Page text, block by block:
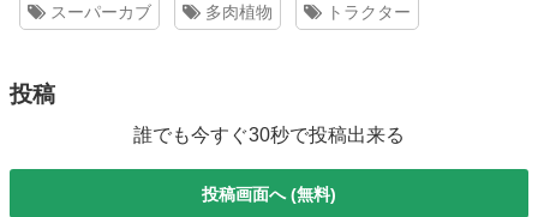
スーパーカブ 多肉植物 トラクター
投稿
誰でも今すぐ30秒で投稿出来る
投稿画面へ (無料)